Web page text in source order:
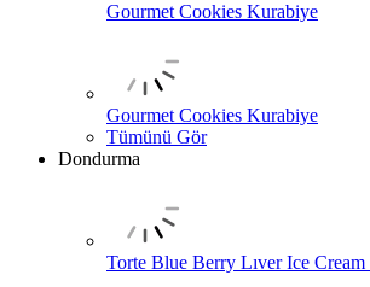
Gourmet Cookies Kurabiye
Gourmet Cookies Kurabiye
Tümünü Gör
Dondurma
Torte Blue Berry Lıver Ice